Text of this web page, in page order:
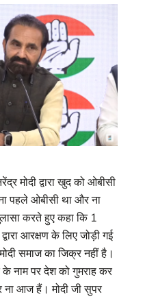
मोदी द्वारा खुद को ओबीसी
पहले ओबीसी था और ना
करते हुए कहा कि 1
आरक्षण के लिए जोड़ी गई
समाज का जिक्र नहीं है।
के नाम पर देश को गुमराह कर
ना आज हैं। मोदी जी सुपर